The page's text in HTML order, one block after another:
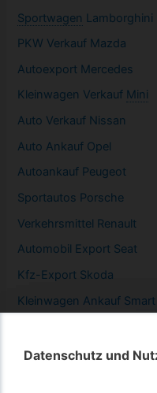
Datenschutz und
Datenschutz und
Sportwagen Lamborghini
PKW Verkauf Mazda
Autoexport Mercedes
Kleinwagen Verkauf Mini
Auto Verkauf Nissan
Auto Ankauf Opel
Autoankauf Peugeot
Sportautos Porsche
Verkehrsmittel Renault
Automobil
Export Seat
Kfz-Export Skoda
Kleinwagen Ankauf Smart